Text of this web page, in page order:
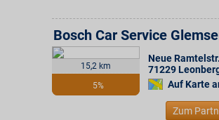
15,2 km
5%
Bosch Car Service
Neue
71229
Auf Karte
Zum